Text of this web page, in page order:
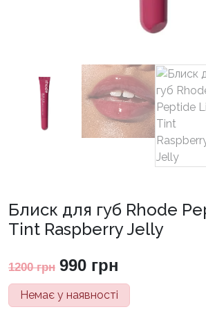
Блиск для губ Rhode
Tint Raspberry Jelly
1200грн Оригінальна
ціна:
990 грн
ціна:
Немає у наявності